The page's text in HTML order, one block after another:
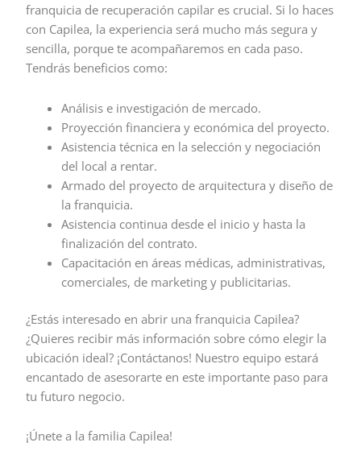
franquicia de recuperación capilar es crucial. Si lo haces
con Capilea, la experiencia será mucho más segura y
sencilla, porque te acompañaremos en cada paso.
Tendrás beneficios como:
Análisis e investigación de mercado.
Proyección financiera y económica del proyecto.
Asistencia técnica en la selección y negociación
del local a rentar.
Armado del proyecto de arquitectura y diseño de
la franquicia.
Asistencia continua desde el inicio y hasta la
finalización del contrato.
Capacitación en áreas médicas, administrativas,
comerciales, de marketing y publicitarias.
¿Estás interesado en abrir una franquicia Capilea?
¿Quieres recibir más información sobre cómo elegir la
ubicación ideal? ¡Contáctanos! Nuestro equipo estará
encantado de asesorarte en este importante paso para
tu futuro negocio.
¡Únete a la familia Capilea!